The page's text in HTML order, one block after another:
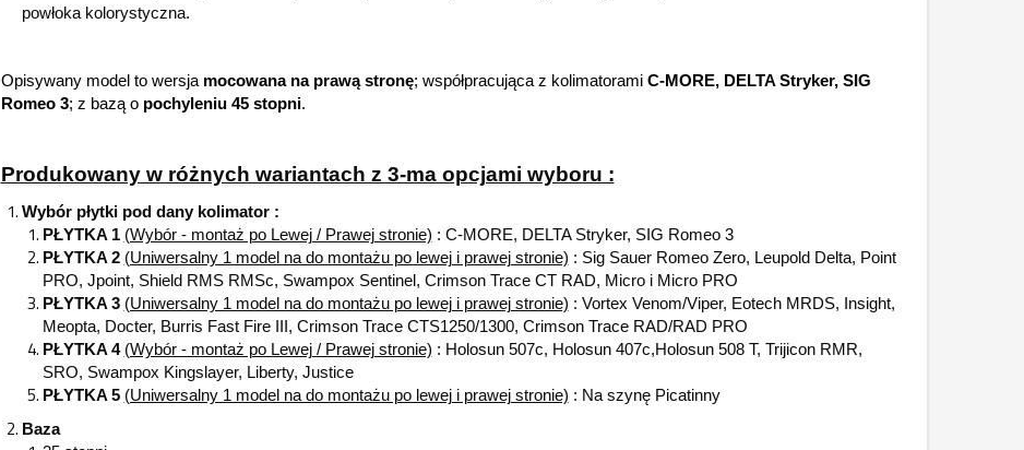
powłoka kolorystyczna.
Opisywany model to wersja mocowana na prawą stronę; współpracująca z kolimatorami C-MORE, DELTA Stryker, SIG
Romeo 3; z bazą o pochyleniu 45 stopni.
Produkowany w różnych wariantach z 3-ma opcjami wyboru :
Wybór płytki pod dany kolimator :
PŁYTKA 1 (Wybór - montaż po Lewej / Prawej stronie) : C-MORE, DELTA Stryker, SIG Romeo 3
PŁYTKA 2 (Uniwersalny 1 model na do montażu po lewej i prawej stronie) : Sig Sauer Romeo Zero, Leupold Delta, Point
PRO, Jpoint, Shield RMS RMSc, Swampox Sentinel, Crimson Trace CT RAD, Micro i Micro PRO
PŁYTKA 3 (Uniwersalny 1 model na do montażu po lewej i prawej stronie) : Vortex Venom/Viper, Eotech MRDS, Insight,
Meopta, Docter, Burris Fast Fire III, Crimson Trace CTS1250/1300, Crimson Trace RAD/RAD PRO
PŁYTKA 4 (Wybór - montaż po Lewej / Prawej stronie) : Holosun 507c, Holosun 407c,Holosun 508 T, Trijicon RMR,
SRO, Swampox Kingslayer, Liberty, Justice
PŁYTKA 5 (Uniwersalny 1 model na do montażu po lewej i prawej stronie) : Na szynę Picatinny
Baza